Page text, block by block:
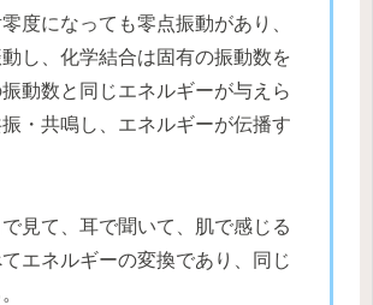
度になっても零点振動があり、
し、化学結合は固有の振動数を
動数と同じエネルギーが与えら
・共鳴し、エネルギーが伝播す
見て、耳で聞いて、肌で感じる
エネルギーの変換であり、同じ